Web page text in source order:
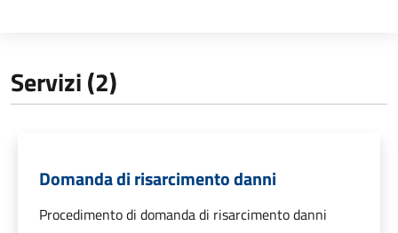
Servizi (2)
Domanda di risarcimento danni
Procedimento di domanda di risarcimento danni